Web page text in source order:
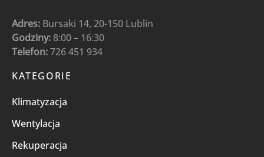
Adres: Bursaki 14, 20-150 Lublin
Godziny: 8:00 – 16:30
Telefon:726 451 934
KATEGORIE
Klimatyzacja
Wentylacja
Rekuperacja